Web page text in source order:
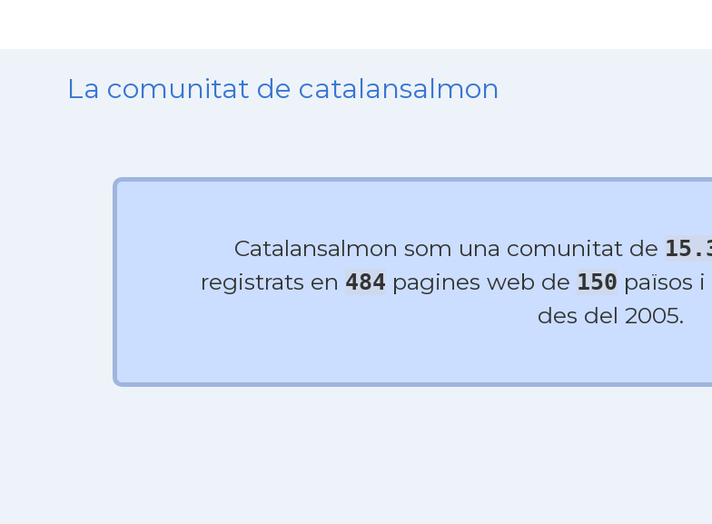
La comunitat de catalansalmon
Catalansalmon som una comunitat de
registrats en 484 pagines web de 150 països
des del 2005.